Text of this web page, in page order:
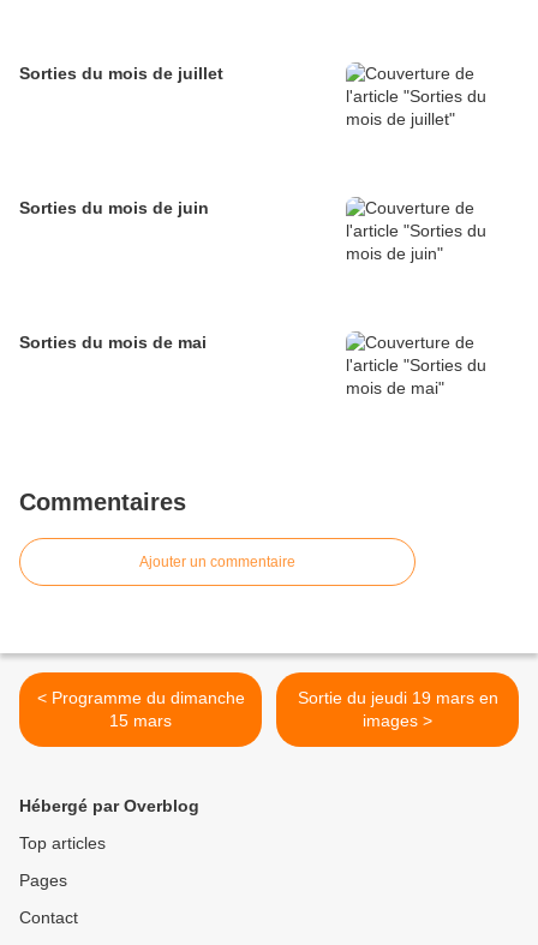
Sorties du mois de juillet
Sorties du mois de juin
Sorties du mois de mai
Commentaires
Ajouter un commentaire
< Programme du dimanche
15 mars
Sortie du jeudi 19 mars en
images >
Hébergé par Overblog
Top articles
Pages
Contact